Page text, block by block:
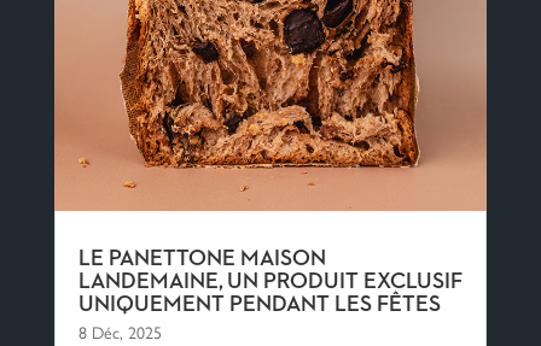
LE PANETTONE MAISON
LANDEMAINE, UN PRODUIT EXCLUSIF
UNIQUEMENT PENDANT LES FÊTES
8 Déc, 2025